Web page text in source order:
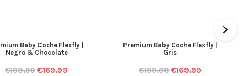
Baby Coche Flexfly |
Negro & Chocolate
€199.99 €169.99
Premium Baby Coche Flexfly |
Gris
€199.99 €169.99